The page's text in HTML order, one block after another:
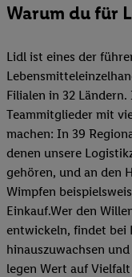
Warum du für
Lidl ist eines der
Filialen in 32
Teammitglieder mit
machen: In 39
denen unsere
gehören, und an den
Wimpfen
Einkauf.Wer den
entwickeln, findet bei
hinauszuwachsen
legen Wert auf